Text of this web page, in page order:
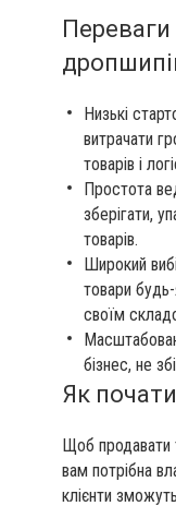
Низькі
витрачати
товарів і
Простота
зберігати,
товарів.
Широкий
товари
своїм
бізнес, не
Як
Щоб продавати
вам потрібна
клієнти